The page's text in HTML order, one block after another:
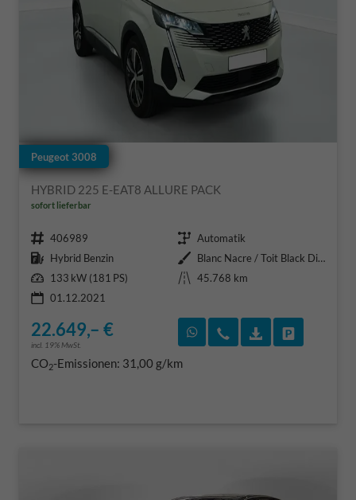
Peugeot 3008
HYBRID 225 E-EAT8 ALLURE PACK
sofort lieferbar
Fahrzeugnr. 406989 Getriebe Automatik
Kraftstoff Hybrid Benzin Außenfarbe
Blanc Nacre / Toit Black Diamond
Leistung 133 kW (181 PS) Kilometerstand
45.768 km
01.12.2021
22.649,– €
incl. 19% MwSt.
Rückruf vereinbaren
Wir rufen Sie an
CO2-Emissionen: 31,00 g/km